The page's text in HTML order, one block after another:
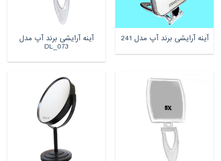
آینه آرایشی برند آپ مدل 241 آینه آرایشی برند آپ مدل
DL_073